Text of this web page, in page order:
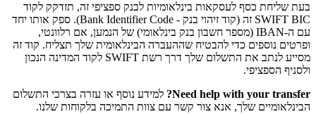
בעת שליחת כסף לעסקאות בינלאומיות לבנק ספציפי זה, תזדקק לקוד
SWIFT BIC זה (קוד זיהוי בנק - Bank Identifier Code). ספק אותו יחד
עם ה-IBAN (מספר חשבון בנק בינלאומי) של הנמען, אם רלוונטי,
ופרטים נוספים כדי להבטיח שההעברה הבינלאומית שלך תצליח. קוד זה
מסייע לנתב את התשלום שלך דרך רשת SWIFT לקוד המדינה הנכון
ולסניף הספציפי.
Need help with your transfer?
למידע נוסף או עזרה בצרכי התשלום
הבינלאומיים שלך, אנא צור קשר עם צוות התמיכה בלקוחות שלנו.